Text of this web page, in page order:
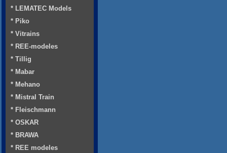
* LEMATEC Models
* Piko
* Vitrains
* REE-modeles
* Tillig
* Mabar
* Mehano
* Mistral Train
* Fleischmann
* OSKAR
* BRAWA
* REE modeles